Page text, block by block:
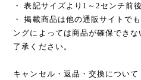
・ 表記サイズより1～2センチ前
・ 掲載商品は他の通販サイトで
ングによっては商品が確保でき
了承ください。
キャンセル・返品・交換について